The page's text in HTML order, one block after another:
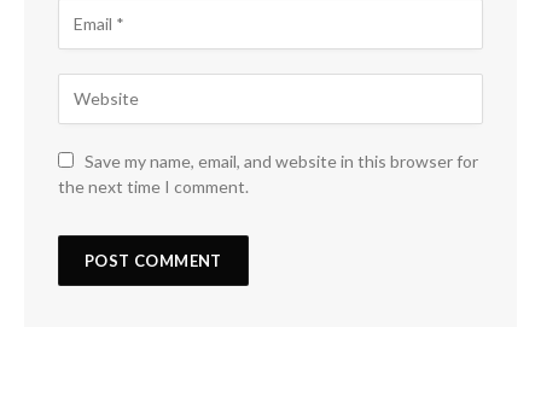
Save my name, email, and website in this browser for
the next time I comment.